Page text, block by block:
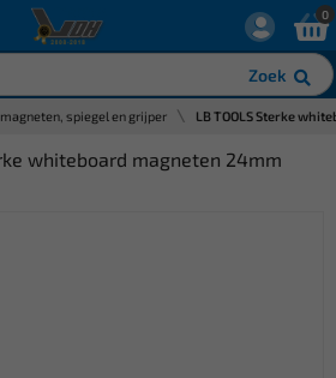
Zoek
0
magneten, spiegel en grijper LB TOOLS Sterke
whiteboard magneten 24mm